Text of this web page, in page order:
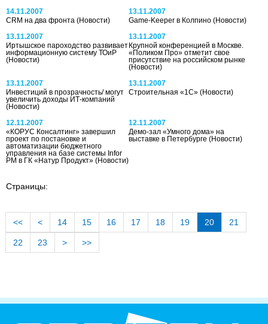
14.11.2007
CRM на два фронта (Новости)
13.11.2007
Game-Keeper в Колпино(Новости)
13.11.2007
Иртышское пароходство развивает
информационную систему ТОиР
(Новости)
13.11.2007
Крупной конференцией в Москве.
«Поликом Про» отметит свое
присутствие на российском рынке
(Новости)
13.11.2007
Инвестиций в прозрачность/ могут
увеличить доходы ИТ-компаний
(Новости)
13.11.2007
Строительная «1С»(Новости)
12.11.2007
«КОРУС Консалтинг» завершил
проект по постановке и
автоматизации бюджетного
управления на базе системы Infor
PM в ГК «Натур Продукт» (Новости)
12.11.2007
Демо-зал «Умного дома» на
выставке в Петербурге(Новости)
Страницы:
<< < 14 15 16 17 18 19 20 21
22 23 > >>